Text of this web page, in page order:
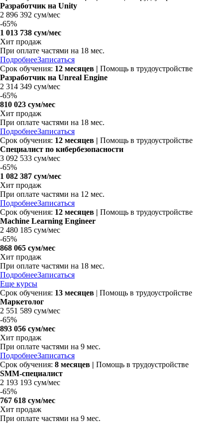
Разработчик на Unity
2 896 392 сум/мес
-65%
1 013 738 сум/мес
Хит продаж
При оплате частями на 18 мес.
ПодробнееЗаписаться
Срок обучения: 12 месяцев | Помощь в трудоустройстве
Разработчик на Unreal Engine
2 314 349 сум/мес
-65%
810 023 сум/мес
Хит продаж
При оплате частями на 18 мес.
ПодробнееЗаписаться
Срок обучения: 12 месяцев | Помощь в трудоустройстве
Специалист по кибербезопасности
3 092 533 сум/мес
-65%
1 082 387 сум/мес
Хит продаж
При оплате частями на 12 мес.
ПодробнееЗаписаться
Срок обучения: 12 месяцев | Помощь в трудоустройстве
Machine Learning Engineer
2 480 185 сум/мес
-65%
868 065 сум/мес
Хит продаж
При оплате частями на 18 мес.
ПодробнееЗаписаться
Еще курсы
Срок обучения: 13 месяцев | Помощь в трудоустройстве
Маркетолог
2 551 589 сум/мес
-65%
893 056 сум/мес
Хит продаж
При оплате частями на 9 мес.
ПодробнееЗаписаться
Срок обучения: 8 месяцев | Помощь в трудоустройстве
SMM-специалист
2 193 193 сум/мес
-65%
767 618 сум/мес
Хит продаж
При оплате частями на 9 мес.